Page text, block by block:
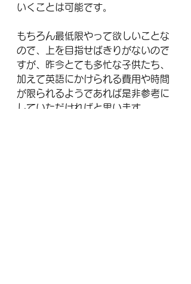
いくことは可能です。
もちろん最低限やって欲しいことな
ので、上を目指せばきりがないので
すが、昨今とても多忙な子供たち、
加えて英語にかけられる費用や時間
が限られるようであれば是非参考に
していただければと思います。